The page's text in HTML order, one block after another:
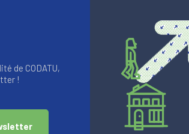
de CODATU,
!